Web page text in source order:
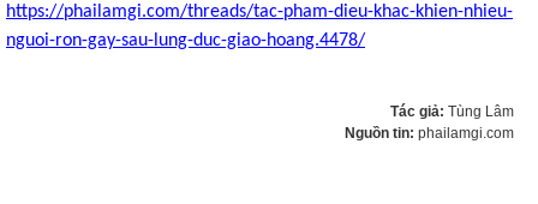
https://phailamgi.com/threads/tac-pham-dieu-khac-khien-nhieu-
nguoi-ron-gay-sau-lung-duc-giao-hoang.4478/
Tác giả: Tùng Lâm
Nguồn tin: phailamgi.com